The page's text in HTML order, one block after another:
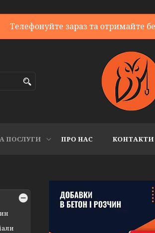
Телефонуйте зараз та отримайте
ПОСЛУГИ ПРО НАС КОНТАКТИ